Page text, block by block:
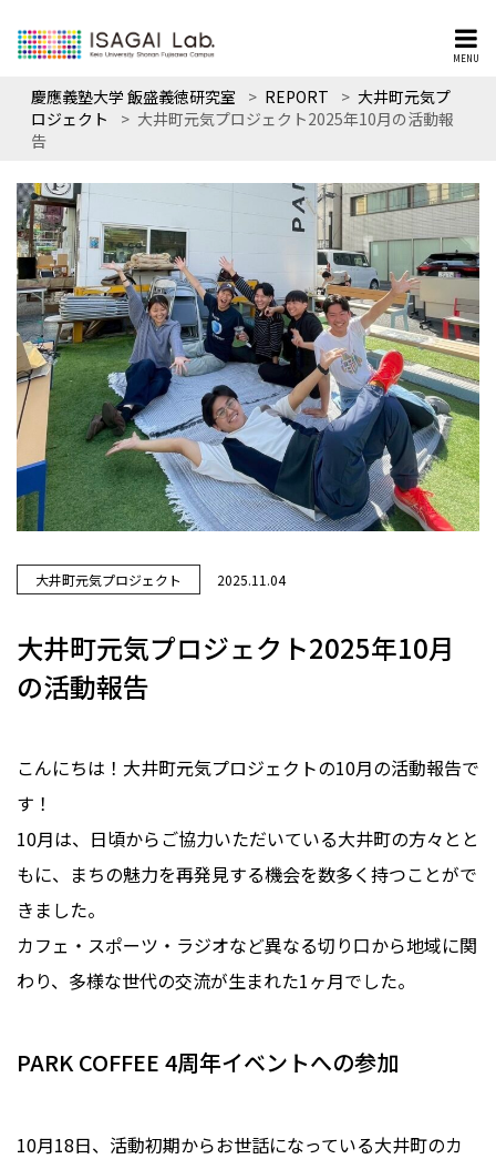
MENU
慶應義塾大学 飯盛義徳研究室 > REPORT > 大井町元気プ
ロジェクト
> 大井町元気プロジェクト2025年10月の活動報
告
大井町元気プロジェクト 2025.11.04
大井町元気プロジェクト2025年10月
の活動報告
こんにちは！大井町元気プロジェクトの10月の活動報告で
す！
10月は、日頃からご協力いただいている大井町の方々とと
もに、まちの魅力を再発見する機会を数多く持つことがで
きました。
カフェ・スポーツ・ラジオなど異なる切り口から地域に関
わり、多様な世代の交流が生まれた1ヶ月でした。
PARK COFFEE 4周年イベントへの参加
10月18日、活動初期からお世話になっている大井町のカ